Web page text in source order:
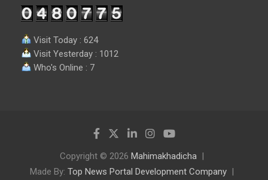
Visit Today : 624
Visit Yesterday : 1012
Who's Online : 7
Copyright © 2026 Mahimakhadicha
Made By: Top News Portal Development Company